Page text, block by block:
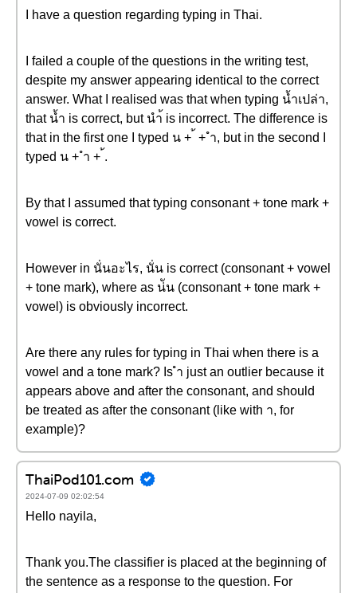
I have a question regarding typing in Thai.
I failed a couple of the questions in the writing test,
despite my answer appearing identical to the correct
answer. What I realised was that when typing น้ำเปล่า,
that น้ำ is correct, but นำ้ is incorrect. The difference is
that in the first one I typed น + ้ + ำ, but in the second I
typed น + ำ + ้.
By that I assumed that typing consonant + tone mark +
vowel is correct.
However in นั่นอะไร, นั่น is correct (consonant + vowel
+ tone mark), where as น่ัน (consonant + tone mark +
vowel) is obviously incorrect.
Are there any rules for typing in Thai when there is a
vowel and a tone mark? Is ำ just an outlier because it
appears above and after the consonant, and should
be treated as after the consonant (like with า, for
example)?
ThaiPod101.com
2024-07-09 02:02:54
Hello nayila,
Thank you.The classifier is placed at the beginning of
the sentence as a response to the question. For